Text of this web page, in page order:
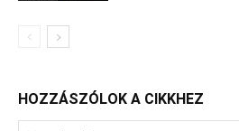
HOZZÁSZÓLOK A CIKKHEZ